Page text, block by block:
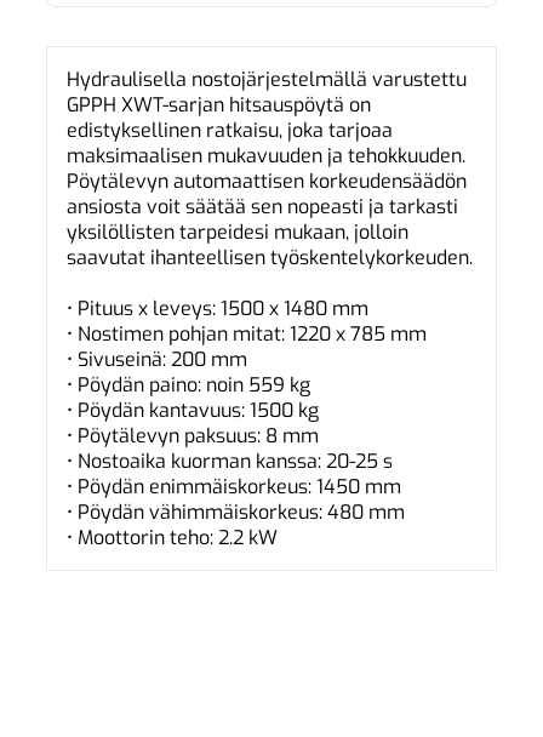
Hydraulisella nostojärjestelmällä varustettu
GPPH XWT-sarjan hitsauspöytä on
edistyksellinen ratkaisu, joka tarjoaa
maksimaalisen mukavuuden ja tehokkuuden.
Pöytälevyn automaattisen korkeudensäädön
ansiosta voit säätää sen nopeasti ja tarkasti
yksilöllisten tarpeidesi mukaan, jolloin
saavutat ihanteellisen työskentelykorkeuden.
• Pituus x leveys: 1500 x 1480 mm
• Nostimen pohjan mitat: 1220 x 785 mm
• Sivuseinä: 200 mm
• Pöydän paino: noin 559 kg
• Pöydän kantavuus: 1500 kg
• Pöytälevyn paksuus: 8 mm
• Nostoaika kuorman kanssa: 20-25 s
• Pöydän enimmäiskorkeus: 1450 mm
• Pöydän vähimmäiskorkeus: 480 mm
• Moottorin teho: 2.2 kW